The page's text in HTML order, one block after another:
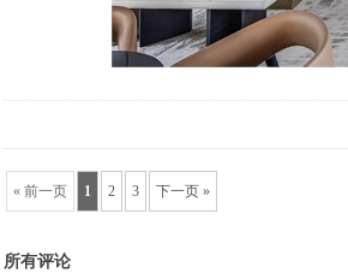
« 前一页 1 2 3 下一页 »
所有评论